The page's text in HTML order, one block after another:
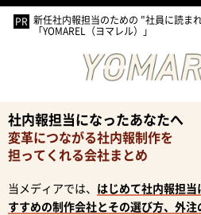
新任社内報担当のための "社員に読ま
「YOMAREL（ヨマレル）」
社内報担当になったあなたへ
変革につながる社内報制作を
担ってくれる会社まとめ
当メディアでは、 はじめて社内報担
すすめの制作会社とその選び方、外